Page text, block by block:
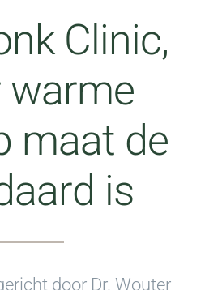
Clinic,
warme
maat de
is
door Dr. Wouter